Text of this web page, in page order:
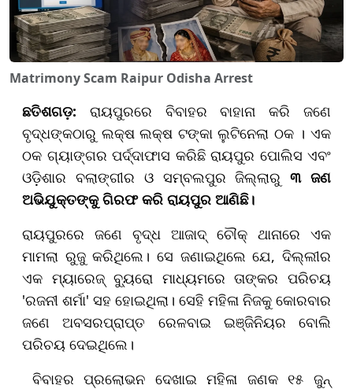
Matrimony Scam Raipur Odisha Arrest
ଛତିଶଗଡ଼: ରାୟପୁରରେ ବିବାହର ବାହାନା କରି ଜଣେ
ବୃଦ୍ଧଙ୍କଠାରୁ ଲକ୍ଷ ଲକ୍ଷ ଟଙ୍କା ଲୁଟିନେଲା ଠକ । ଏକ
ଠକ ଗ୍ୟାଙ୍ଗର ପର୍ଦ୍ଦାଫାସ କରିଛି ରାୟପୁର ପୋଲିସ ଏବଂ
ଓଡ଼ିଶାର ବଲାଙ୍ଗୀର ଓ ସମ୍ବଲପୁର ଜିଲ୍ଲାରୁ୩ ଜଣ
ଅଭିଯୁକ୍ତଙ୍କୁ ଗିରଫ କରି ରାୟପୁର ଆଣିଛି।
ରାୟପୁରରେ ଜଣେ ବୃଦ୍ଧ ଆଜାଦ୍ ଚୌକ୍ ଥାନାରେ ଏକ
ମାମଲା ରୁଜୁ କରିଥିଲେ। ସେ ଜଣାଇଥିଲେ ଯେ, ଦିଲ୍ଲୀର
ଏକ ମ୍ୟାରେଜ୍ ବ୍ୟୁରୋ ମାଧ୍ୟମରେ ତାଙ୍କର ପରିଚୟ
'ରଜନୀ ଶର୍ମା' ସହ ହୋଇଥିଲା। ସେହି ମହିଳା ନିଜକୁ କୋରବାର
ଜଣେ ଅବସରପ୍ରାପ୍ତ ରେଳବାଇ ଇଞ୍ଜିନିୟର ବୋଲି
ପରିଚୟ ଦେଇଥିଲେ।
ବିବାହର ପ୍ରଲୋଭନ ଦେଖାଇ ମହିଳା ଜଣକ ୧୫ ଜୁନ୍